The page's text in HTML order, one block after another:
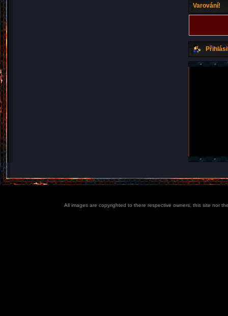
Varování!
All images are copyrighted to there respective owners, this site nor